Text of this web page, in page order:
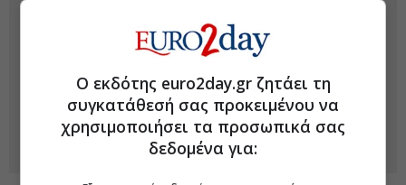
Ο εκδότης euro2day.gr ζητάει τη
συγκατάθεσή σας προκειμένου να
χρησιμοποιήσει τα προσωπικά σας
δεδομένα για: